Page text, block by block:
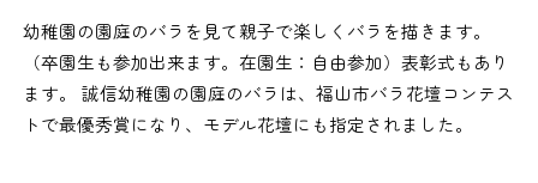
幼稚園の園庭のバラを見て親子で楽しくバラを描きます。
（卒園生も参加出来ます。在園生：自由参加）表彰式もあり
ます。 誠信幼稚園の園庭のバラは、福山市バラ花壇コンテス
トで最優秀賞になり、モデル花壇にも指定されました。